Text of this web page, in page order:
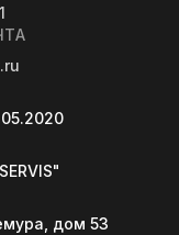
дом 53